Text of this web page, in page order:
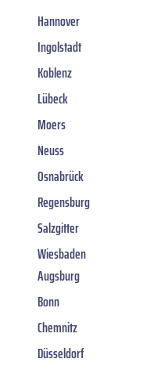
Hannover
Ingolstadt
Koblenz
Lübeck
Moers
Neuss
Osnabrück
Regensburg
Salzgitter
Wiesbaden
Augsburg
Bonn
Chemnitz
Düsseldorf